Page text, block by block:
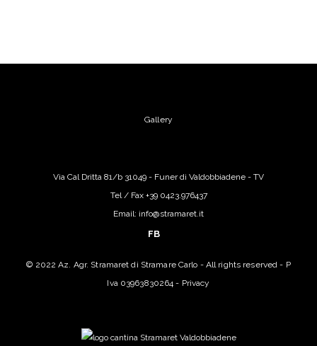
Gallery
Via Cal Dritta 81/b 31049 - Funer di Valdobbiadene - TV
Tel / Fax +39 0423.976437
Email: info@stramaret.it
FB
© 2022 Az. Agr. Stramaret di Stramare Carlo - All rights reserved - P
Iva 03963830264 - Privacy